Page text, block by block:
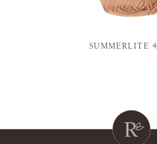
SUMMERLITE